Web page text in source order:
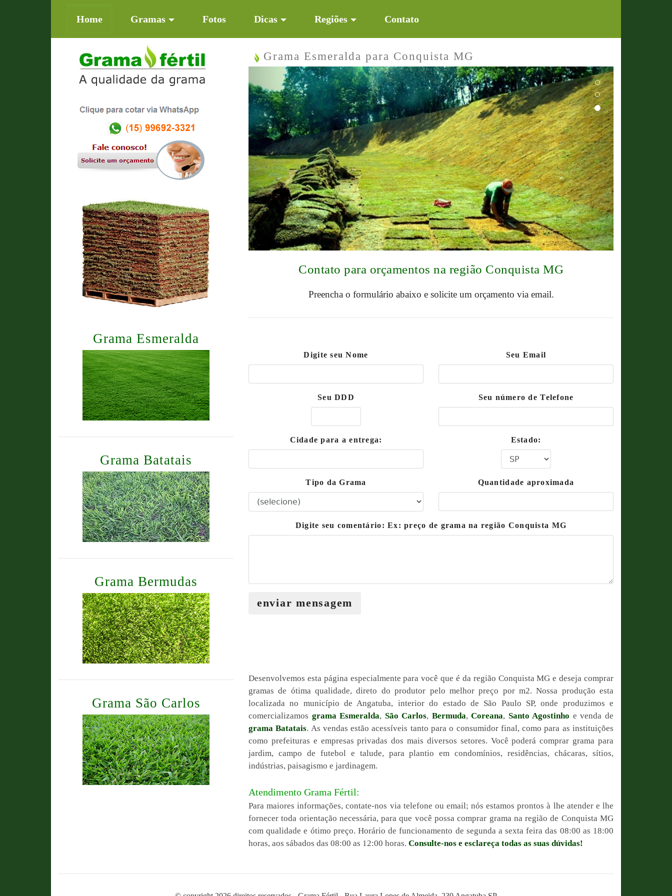
Home(current)Gramas Fotos Dicas Regiões Contato
Grama Esmeralda
Grama Batatais
Grama Bermudas
Grama São Carlos
Grama Esmeralda para Conquista MG
Previous Next
Contato para orçamentos na região Conquista MG
Preencha o formulário abaixo e solicite um orçamento via email.
Digite seu Nome Seu Email
Seu DDD Seu número de Telefone
Cidade para a entrega: Estado:
Tipo da Grama Quantidade aproximada
Digite seu comentário: Ex: preço de grama na região Conquista MG
enviar mensagem
Desenvolvemos esta página especialmente para você que é da região Conquista MG e deseja comprar
gramas de ótima qualidade, direto do produtor pelo melhor preço por m2. Nossa produção esta
localizada no município de Angatuba, interior do estado de São Paulo SP, onde produzimos e
comercializamos grama Esmeralda, São Carlos, Bermuda,Coreana, Santo Agostinho e venda de
grama Batatais. As vendas estão acessíveis tanto para o consumidor final, como para as instituições
como prefeituras e empresas privadas dos mais diversos setores. Você poderá comprar grama para
jardim, campo de futebol e talude, para plantio em condomínios, residências, chácaras, sítios,
indústrias, paisagismo e jardinagem.
Atendimento Grama Fértil:
Para maiores informações, contate-nos via telefone ou email; nós estamos prontos à lhe atender e lhe
fornecer toda orientação necessária, para que você possa comprar grama na região de Conquista MG
com qualidade e ótimo preço. Horário de funcionamento de segunda a sexta feira das 08:00 as 18:00
horas, aos sábados das 08:00 as 12:00 horas. Consulte-nos e esclareça todas as suas dúvidas!